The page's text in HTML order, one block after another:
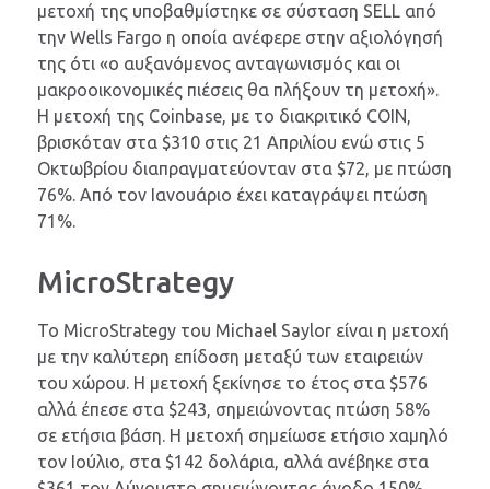
μετοχή της υποβαθμίστηκε σε σύσταση SELL από
την Wells Fargo η οποία ανέφερε στην αξιολόγησή
της ότι «ο αυξανόμενος ανταγωνισμός και οι
μακροοικονομικές πιέσεις θα πλήξουν τη μετοχή».
Η μετοχή της Coinbase, με το διακριτικό COIN,
βρισκόταν στα $310 στις 21 Απριλίου ενώ στις 5
Οκτωβρίου διαπραγματεύονταν στα $72, με πτώση
76%. Από τον Ιανουάριο έχει καταγράψει πτώση
71%.
MicroStrategy
Το MicroStrategy του Michael Saylor είναι η μετοχή
με την καλύτερη επίδοση μεταξύ των εταιρειών
του χώρου. Η μετοχή ξεκίνησε το έτος στα $576
αλλά έπεσε στα $243, σημειώνοντας πτώση 58%
σε ετήσια βάση. Η μετοχή σημείωσε ετήσιο χαμηλό
τον Ιούλιο, στα $142 δολάρια, αλλά ανέβηκε στα